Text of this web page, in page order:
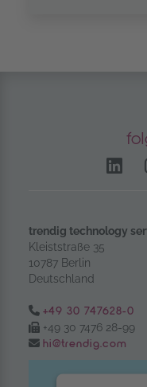
trendig technology
Kleiststraße 35
10787 Berlin
Deutschland
Tel.:
+49 30 747628-0
Fax:
+49 30 7476 28-99
Email:
hi@trendig.com